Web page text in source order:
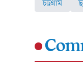
চট্টগ্রাম